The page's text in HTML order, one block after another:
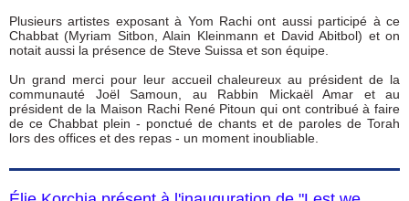
Plusieurs artistes exposant à Yom Rachi ont aussi participé à ce
Chabbat (Myriam Sitbon, Alain Kleinmann et David Abitbol) et on
notait aussi la présence de Steve Suissa et son équipe.
Un grand merci pour leur accueil chaleureux au président de la
communauté Joël Samoun, au Rabbin Mickaël Amar et au
président de la Maison Rachi René Pitoun qui ont contribué à faire
de ce Chabbat plein - ponctué de chants et de paroles de Torah
lors des offices et des repas - un moment inoubliable.